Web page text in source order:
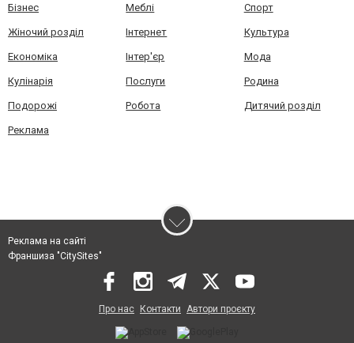
Бізнес Меблі Спорт
Жіночий розділ Інтернет Культура
Економіка Інтер'єр Мода
Кулінарія Послуги Родина
Подорожі Робота Дитячий розділ
Реклама
Реклама на сайті
Франшиза "CitySites"
Про нас Контакти Автори проєкту